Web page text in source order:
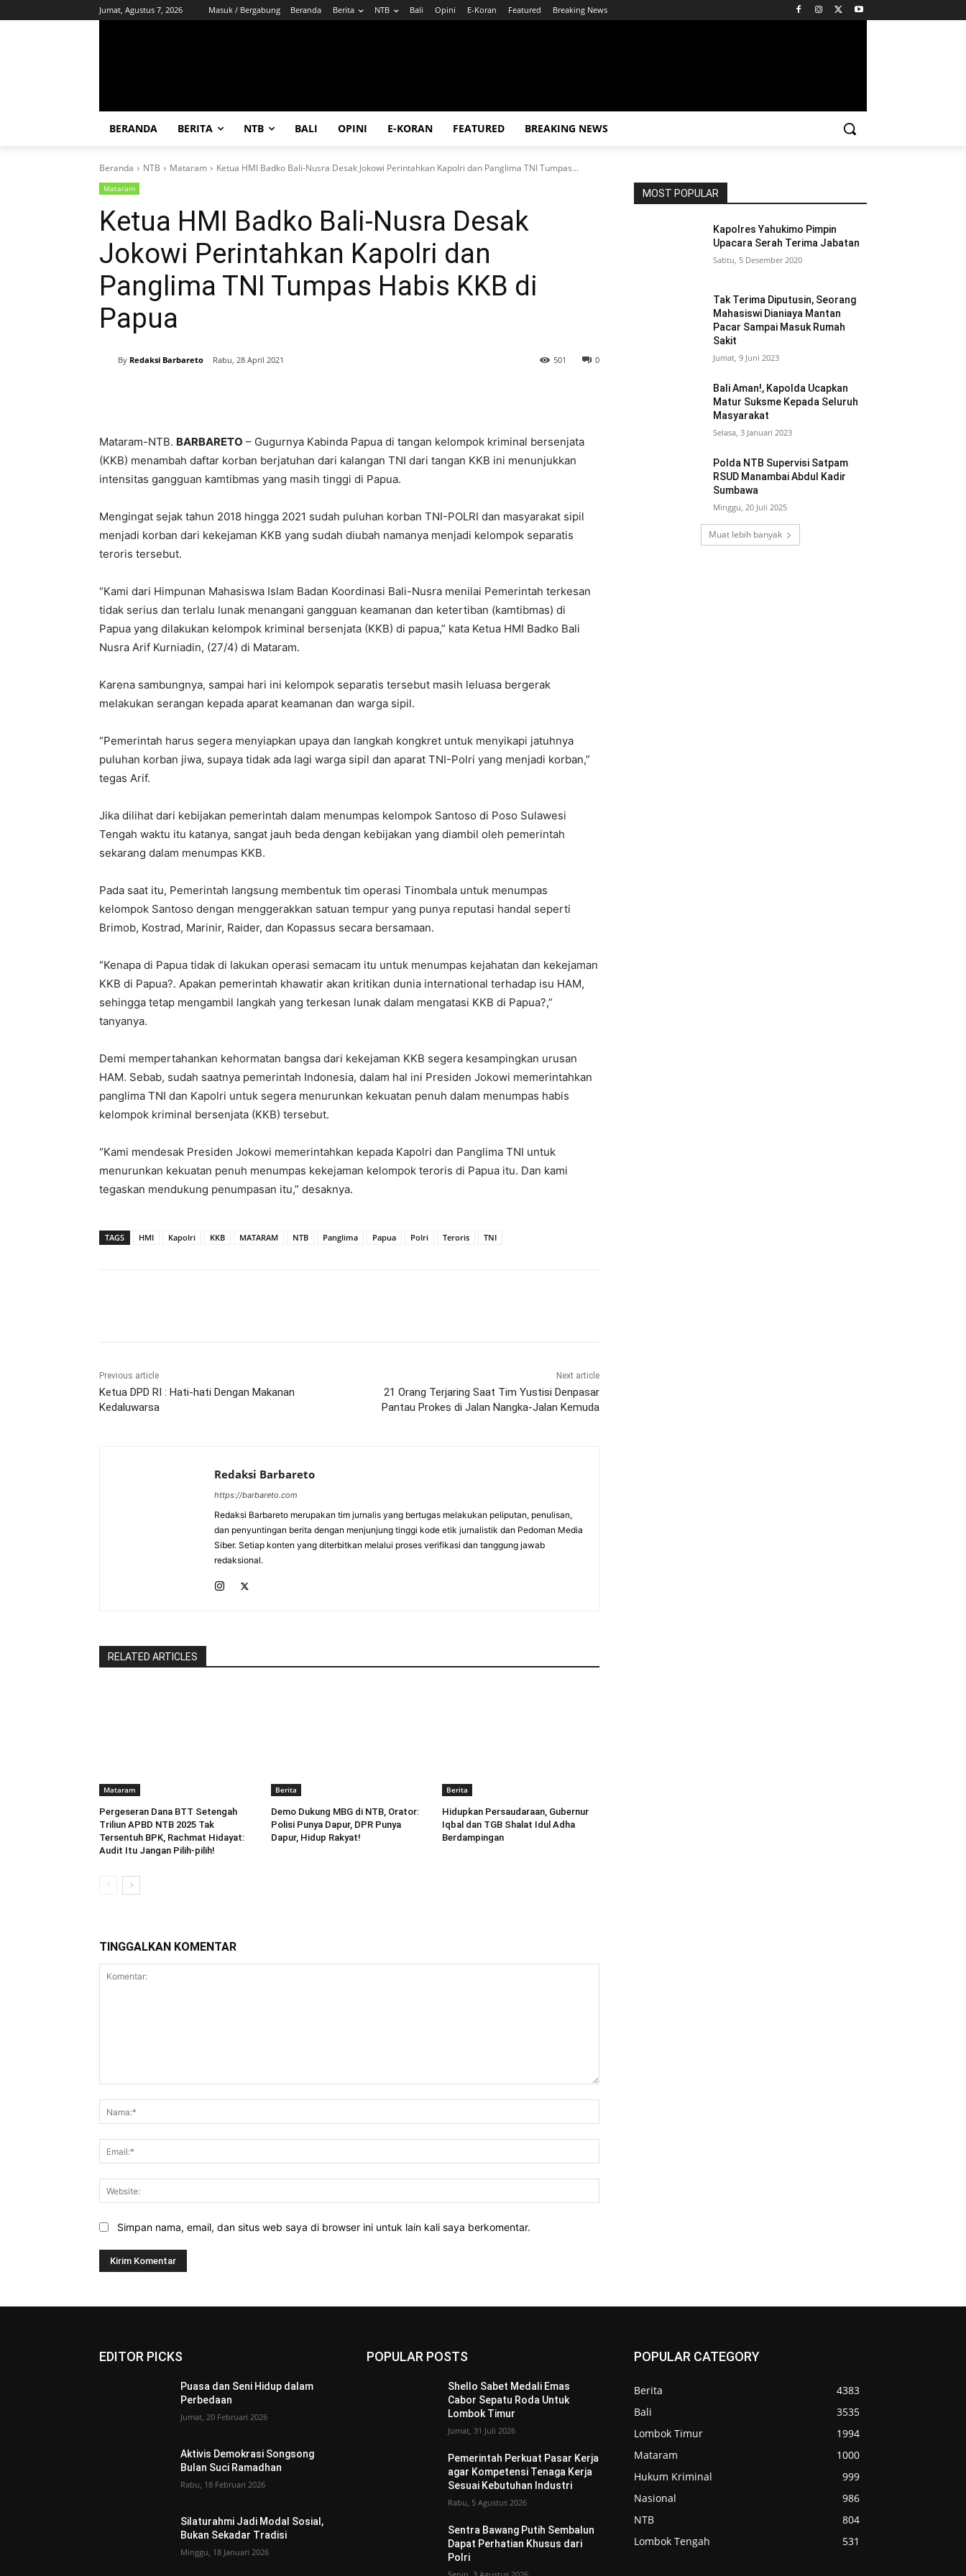
Jumat, Agustus 7, 2026 Masuk / Bergabung Beranda Berita NTB Bali Opini E-Koran Featured Breaking News
BERANDA BERITA NTB BALI OPINI E-KORAN FEATURED BREAKING NEWS
Beranda NTB Mataram Ketua HMI Badko Bali-Nusra Desak Jokowi Perintahkan Kapolri dan Panglima TNI Tumpas...
Mataram
Ketua HMI Badko Bali-Nusra Desak
Jokowi Perintahkan Kapolri dan
Panglima TNI Tumpas Habis KKB di
Papua
By Redaksi Barbareto Rabu, 28 April 2021 0
501
Mataram-NTB. BARBARETO – Gugurnya Kabinda Papua di tangan kelompok kriminal bersenjata
(KKB) menambah daftar korban berjatuhan dari kalangan TNI dari tangan KKB ini menunjukkan
intensitas gangguan kamtibmas yang masih tinggi di Papua.
Mengingat sejak tahun 2018 hingga 2021 sudah puluhan korban TNI-POLRI dan masyarakat sipil
menjadi korban dari kekejaman KKB yang sudah diubah namanya menjadi kelompok separatis
teroris tersebut.
“Kami dari Himpunan Mahasiswa Islam Badan Koordinasi Bali-Nusra menilai Pemerintah terkesan
tidak serius dan terlalu lunak menangani gangguan keamanan dan ketertiban (kamtibmas) di
Papua yang dilakukan kelompok kriminal bersenjata (KKB) di papua,” kata Ketua HMI Badko Bali
Nusra Arif Kurniadin, (27/4) di Mataram.
Karena sambungnya, sampai hari ini kelompok separatis tersebut masih leluasa bergerak
melakukan serangan kepada aparat keamanan dan warga sipil.
“Pemerintah harus segera menyiapkan upaya dan langkah kongkret untuk menyikapi jatuhnya
puluhan korban jiwa, supaya tidak ada lagi warga sipil dan aparat TNI-Polri yang menjadi korban,”
tegas Arif.
Jika dilihat dari kebijakan pemerintah dalam menumpas kelompok Santoso di Poso Sulawesi
Tengah waktu itu katanya, sangat jauh beda dengan kebijakan yang diambil oleh pemerintah
sekarang dalam menumpas KKB.
Pada saat itu, Pemerintah langsung membentuk tim operasi Tinombala untuk menumpas
kelompok Santoso dengan menggerakkan satuan tempur yang punya reputasi handal seperti
Brimob, Kostrad, Marinir, Raider, dan Kopassus secara bersamaan.
“Kenapa di Papua tidak di lakukan operasi semacam itu untuk menumpas kejahatan dan kekejaman
KKB di Papua?. Apakan pemerintah khawatir akan kritikan dunia international terhadap isu HAM,
sehingga tetap mengambil langkah yang terkesan lunak dalam mengatasi KKB di Papua?,”
tanyanya.
Demi mempertahankan kehormatan bangsa dari kekejaman KKB segera kesampingkan urusan
HAM. Sebab, sudah saatnya pemerintah Indonesia, dalam hal ini Presiden Jokowi memerintahkan
panglima TNI dan Kapolri untuk segera menurunkan kekuatan penuh dalam menumpas habis
kelompok kriminal bersenjata (KKB) tersebut.
“Kami mendesak Presiden Jokowi memerintahkan kepada Kapolri dan Panglima TNI untuk
menurunkan kekuatan penuh menumpas kekejaman kelompok teroris di Papua itu. Dan kami
tegaskan mendukung penumpasan itu,” desaknya.
TAGS HMI Kapolri KKB MATARAM NTB Panglima Papua Polri Teroris TNI
Previous article
Ketua DPD RI : Hati-hati Dengan Makanan
Kedaluwarsa
Next article
21 Orang Terjaring Saat Tim Yustisi Denpasar
Pantau Prokes di Jalan Nangka-Jalan Kemuda
Redaksi Barbareto
https://barbareto.com
Redaksi Barbareto merupakan tim jurnalis yang bertugas melakukan peliputan, penulisan,
dan penyuntingan berita dengan menjunjung tinggi kode etik jurnalistik dan Pedoman Media
Siber. Setiap konten yang diterbitkan melalui proses verifikasi dan tanggung jawab
redaksional.
RELATED ARTICLES
Mataram
Pergeseran Dana BTT Setengah
Triliun APBD NTB 2025 Tak
Tersentuh BPK, Rachmat Hidayat:
Audit Itu Jangan Pilih-pilih!
Berita
Demo Dukung MBG di NTB, Orator:
Polisi Punya Dapur, DPR Punya
Dapur, Hidup Rakyat!
Berita
Hidupkan Persaudaraan, Gubernur
Iqbal dan TGB Shalat Idul Adha
Berdampingan
TINGGALKAN KOMENTAR
Simpan nama, email, dan situs web saya di browser ini untuk lain kali saya berkomentar.
MOST POPULAR
Kapolres Yahukimo Pimpin
Upacara Serah Terima Jabatan
Sabtu, 5 Desember 2020
Tak Terima Diputusin, Seorang
Mahasiswi Dianiaya Mantan
Pacar Sampai Masuk Rumah
Sakit
Jumat, 9 Juni 2023
Bali Aman!, Kapolda Ucapkan
Matur Suksme Kepada Seluruh
Masyarakat
Selasa, 3 Januari 2023
Polda NTB Supervisi Satpam
RSUD Manambai Abdul Kadir
Sumbawa
Minggu, 20 Juli 2025
Muat lebih banyak
EDITOR PICKS
Puasa dan Seni Hidup dalam
Perbedaan
Jumat, 20 Februari 2026
Aktivis Demokrasi Songsong
Bulan Suci Ramadhan
Rabu, 18 Februari 2026
Silaturahmi Jadi Modal Sosial,
Bukan Sekadar Tradisi
Minggu, 18 Januari 2026
POPULAR POSTS
Shello Sabet Medali Emas
Cabor Sepatu Roda Untuk
Lombok Timur
Jumat, 31 Juli 2026
Pemerintah Perkuat Pasar Kerja
agar Kompetensi Tenaga Kerja
Sesuai Kebutuhan Industri
Rabu, 5 Agustus 2026
Sentra Bawang Putih Sembalun
Dapat Perhatian Khusus dari
Polri
POPULAR CATEGORY
Berita
4383
Bali
3535
Lombok Timur
1994
Mataram
1000
Hukum Kriminal
999
Nasional
986
NTB
804
Lombok Tengah
531